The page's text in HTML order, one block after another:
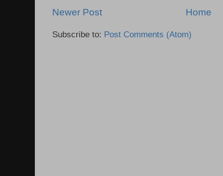
Newer Post Home
Subscribe to: Post Comments (Atom)